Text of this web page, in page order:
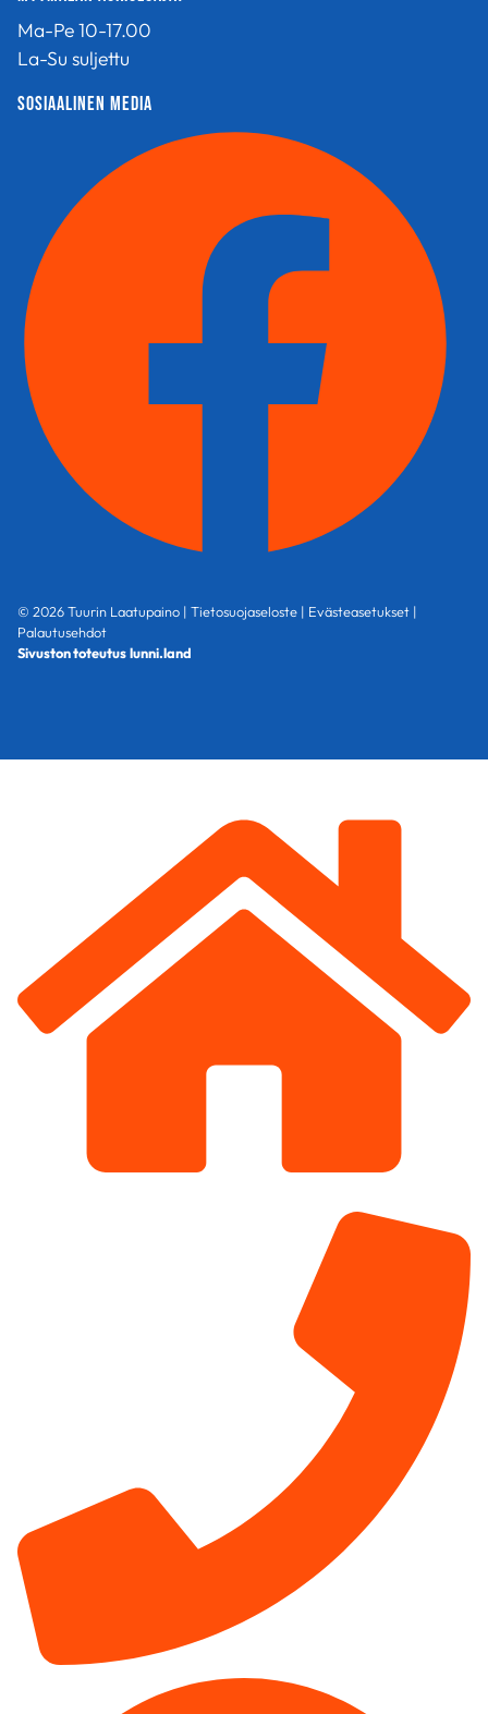
Ma-Pe 10-17.00
La-Su suljettu
sosiaalinen media
© 2026 Tuurin Laatupaino | Tietosuojaseloste | Evästeasetukset |
Palautusehdot
Sivuston toteutuslunni.land